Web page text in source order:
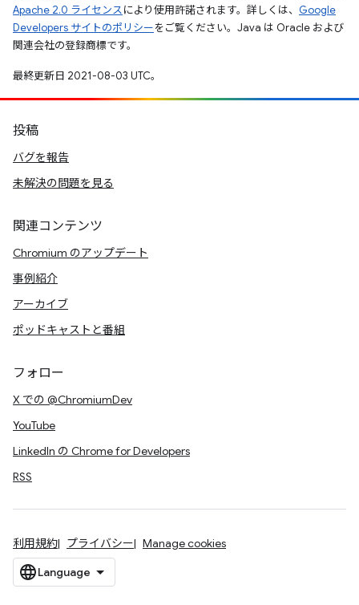
Apache 2.0 ライセンスにより使用許諾されます。詳しくは、 Google
Developers サイトのポリシーをご覧ください。Java は Oracle および
関連会社の登録商標です。
最終更新日 2021-08-03 UTC。
投稿
バグを報告
未解決の問題を見る
関連コンテンツ
Chromium のアップデート
事例紹介
アーカイブ
ポッドキャストと番組
フォロー
X での @ChromiumDev
YouTube
LinkedIn の Chrome for Developers
RSS
利用規約 プライバシー Manage cookies